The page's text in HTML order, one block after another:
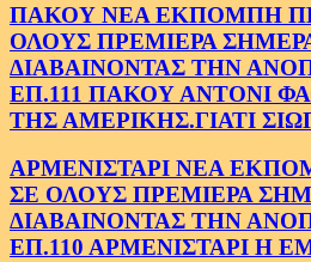
ΠΑΚΟΥ ΝΕΑ ΕΚΠΟΜΠΗ
ΟΛΟΥΣ ΠΡΕΜΙΕΡΑ ΣΗΜΕΡΑ
ΔΙΑΒΑΙΝΟΝΤΑΣ ΤΗΝ
ΕΠ.111 ΠΑΚΟΥ ΑΝΤΟΝΙ
ΤΗΣ ΑΜΕΡΙΚΗΣ.ΓΙΑΤΙ
ΑΡΜΕΝΙΣΤΑΡΙ ΝΕΑ
ΣΕ ΟΛΟΥΣ ΠΡΕΜΙΕΡΑ
ΔΙΑΒΑΙΝΟΝΤΑΣ ΤΗΝ
ΕΠ.110 ΑΡΜΕΝΙΣΤΑΡΙ Η